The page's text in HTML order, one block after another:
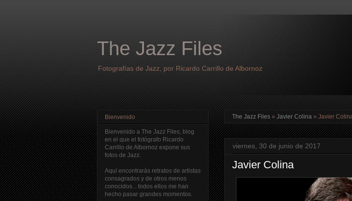
The Jazz Files
Fotografías de Jazz, por Ricardo Carrillo de Albornoz
The Jazz Files » Javier Colina » Javier
viernes, 30 de junio de 2017
Javier Colina
Bienvenido
Bienvenido a The Jazz Files, blog
en el que el fotógrafo Ricardo
Carrillo de Albornoz expone sus
fotos de Jazz.
Aquí encontrarás retratos de artistas
consagrados y de otros menos
conocidos... todos ellos me han
hecho pasar grandes momentos.